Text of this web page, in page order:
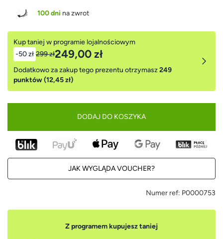
100 dni na zwrot
Kup taniej w programie lojalnościowym
-50 zł 299 zł249,00 zł
Dodatkowo za zakup tego prezentu otrzymasz249
punktów (12,45 zł)
DODAJ DO KOSZYKA
JAK WYGLĄDA VOUCHER?
Numer ref: P0000753
Z programem kupujesz taniej